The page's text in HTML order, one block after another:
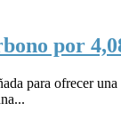
por
para ofrecer